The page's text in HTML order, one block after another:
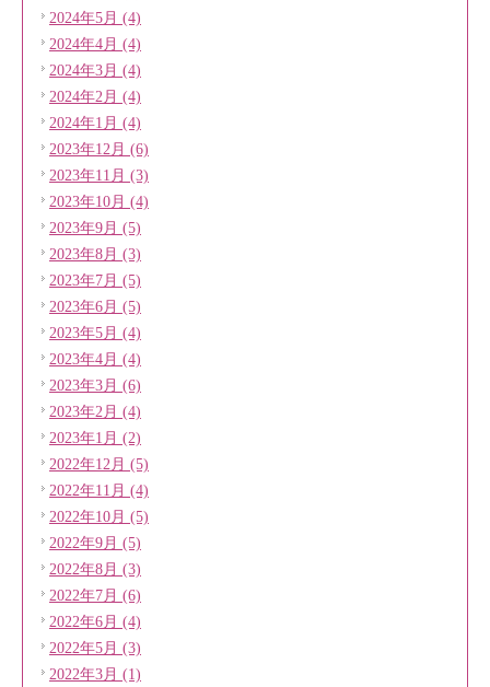
2024年5月 (4)
2024年4月 (4)
2024年3月 (4)
2024年2月 (4)
2024年1月 (4)
2023年12月 (6)
2023年11月 (3)
2023年10月 (4)
2023年9月 (5)
2023年8月 (3)
2023年7月 (5)
2023年6月 (5)
2023年5月 (4)
2023年4月 (4)
2023年3月 (6)
2023年2月 (4)
2023年1月 (2)
2022年12月 (5)
2022年11月 (4)
2022年10月 (5)
2022年9月 (5)
2022年8月 (3)
2022年7月 (6)
2022年6月 (4)
2022年5月 (3)
2022年3月 (1)